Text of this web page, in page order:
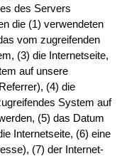
des Servers
die (1) verwendeten
vom zugreifenden
(3) die Internetseite,
auf unsere
(4) die
System auf
(5) das Datum
Internetseite, (6) eine
(7) der Internet-